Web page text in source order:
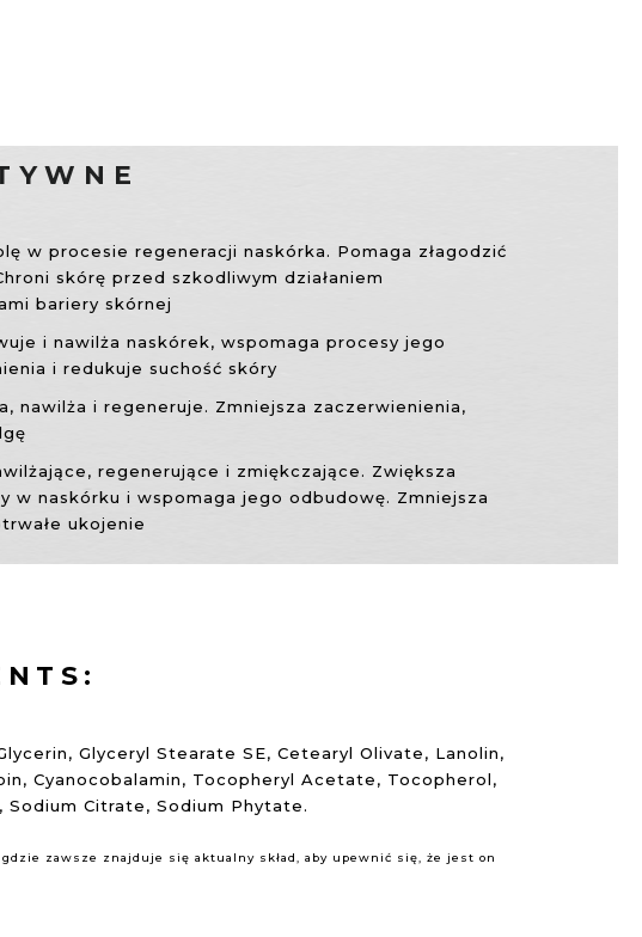
w procesie regeneracji naskórka. Pomaga złagodzić
skórę przed szkodliwym działaniem
bariery skórnej
i nawilża naskórek, wspomaga procesy jego
i redukuje suchość skóry
nawilża i regeneruje. Zmniejsza zaczerwienienia,
regenerujące i zmiękczające. Zwiększa
w naskórku i wspomaga jego odbudowę. Zmniejsza
ukojenie
Glyceryl Stearate SE, Cetearyl Olivate, Lanolin,
Cyanocobalamin, Tocopheryl Acetate, Tocopherol,
Sodium Citrate, Sodium Phytate.
zawsze znajduje się aktualny skład, aby upewnić się, że jest on